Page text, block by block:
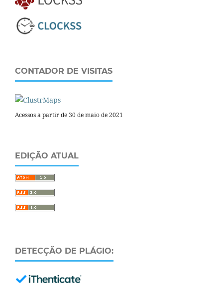
CONTADOR DE VISITAS
Acessos a partir de 30 de maio de 2021
EDIÇÃO ATUAL
DETECÇÃO DE PLÁGIO: